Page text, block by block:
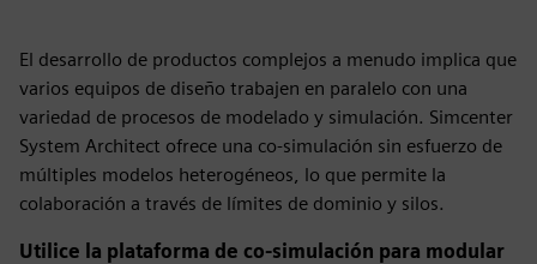
El desarrollo de productos complejos a menudo implica que
varios equipos de diseño trabajen en paralelo con una
variedad de procesos de modelado y simulación. Simcenter
System Architect ofrece una co-simulación sin esfuerzo de
múltiples modelos heterogéneos, lo que permite la
colaboración a través de límites de dominio y silos.
Utilice la plataforma de co-simulación para modular